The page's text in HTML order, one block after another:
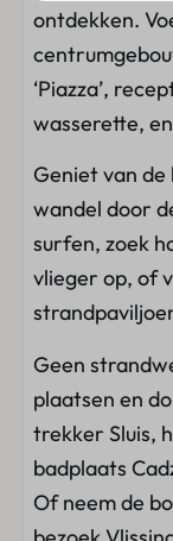
ontdekken.
‘Piazza’,
wasserette,
Geniet van de
wandel door
surfen, zoek
vlieger op, of
Geen
plaatsen en
trekker Sluis,
badplaats
Of neem de